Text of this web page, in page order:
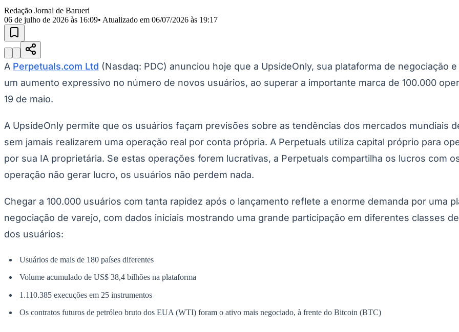
Bairros de Barueri
Selecione sua região
AldeiaAldeia da Serra Aldeia de Barueri
MilitarItapeviJandiraJardim AudirJardim BelvalJardim Califórnia Jardim dos AltosJardim dos CamargosJardim EsperançaJardim Graziela
Jardim Maria Helena Jardim Mutinga Jardim Paraíso Jardim Paulista Jardim São Luís Jardim São PedroJardim São
Aldeinha OsascoParque dos CamargosParque Imperial Parque Santa LuziaParque VianaPirapora do Bom Jesus Recanto PhrynéaSantana de
CondeVila Engenho Novo
Para Sua Empresa
Anuncie no Portal
Guia de Empresas
Divulgar VagasNovo
Turismo
Hospitais Estaduais
Parques & Represas
Cidades da Região
Santana de Parnaíba
Para Sua Empresa
Anuncie Regional
Vagas na RegiãoNovo
Hub de Negócios
Selo Verificado
Redação Jornal de Barueri
06 de julho de 2026 às 16:09• Atualizado em 06/07/2026 às 19:17
A Perpetuals.com Ltd (Nasdaq: PDC) anunciou hoje que a UpsideOnly, sua plataforma de
um aumento expressivo no número de novos usuários, ao superar a importante marca de 100.000
19 de maio.
A UpsideOnly permite que os usuários façam previsões sobre as tendências dos mercados mundiais
sem jamais realizarem uma operação real por conta própria. A Perpetuals utiliza capital próprio para
por sua IA proprietária. Se estas operações forem lucrativas, a Perpetuals compartilha os lucros com
operação não gerar lucro, os usuários não perdem nada.
Chegar a 100.000 usuários com tanta rapidez após o lançamento reflete a enorme demanda por uma
negociação de varejo, com dados iniciais mostrando uma grande participação em diferentes classes
dos usuários:
Usuários de mais de 180 países diferentes
Volume acumulado de US$ 38,4 bilhões na plataforma
1.110.385 execuções em 25 instrumentos
Os contratos futuros de petróleo bruto dos EUA (WTI) foram o ativo mais negociado, à frente do Bitcoin (BTC)